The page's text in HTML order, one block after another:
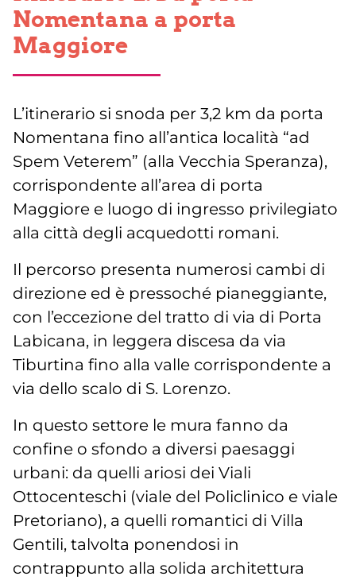
Nomentana a porta
Maggiore
L’itinerario si snoda per 3,2 km da porta
Nomentana fino all’antica località “ad
Spem Veterem” (alla Vecchia Speranza),
corrispondente all’area di porta
Maggiore e luogo di ingresso privilegiato
alla città degli acquedotti romani.
Il percorso presenta numerosi cambi di
direzione ed è pressoché pianeggiante,
con l’eccezione del tratto di via di Porta
Labicana, in leggera discesa da via
Tiburtina fino alla valle corrispondente a
via dello scalo di S. Lorenzo.
In questo settore le mura fanno da
confine o sfondo a diversi paesaggi
urbani: da quelli ariosi dei Viali
Ottocenteschi (viale del Policlinico e viale
Pretoriano), a quelli romantici di Villa
Gentili, talvolta ponendosi in
contrappunto alla solida architettura